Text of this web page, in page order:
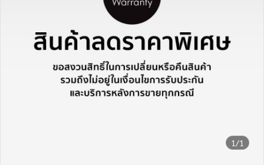
1/1